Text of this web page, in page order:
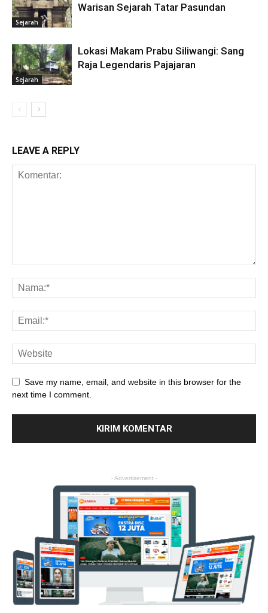
Sejarah
Warisan Sejarah Tatar Pasundan
Sejarah
Lokasi Makam Prabu Siliwangi: Sang
Raja Legendaris Pajajaran
LEAVE A REPLY
Save my name, email, and website in this browser for the
next time I comment.
- Advertisement -